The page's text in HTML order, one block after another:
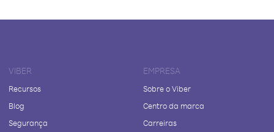
VIBER
Recursos
Blog
Segurança
EMPRESA
Sobre o Viber
Centro da marca
Carreiras